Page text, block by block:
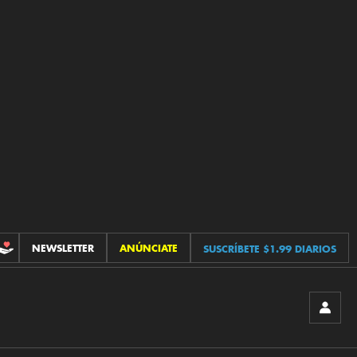
CONTRIBUCIONES
NEWSLETTER ANÚNCIATE SUSCRÍBETE $1.99 DIARIOS